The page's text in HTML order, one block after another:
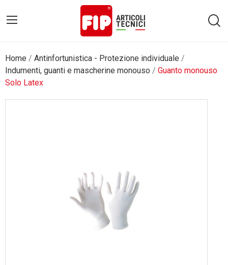
Home
Antinfortunistica - Protezione individuale
Indumenti, guanti e mascherine monouso
Guanto monouso
Solo Latex